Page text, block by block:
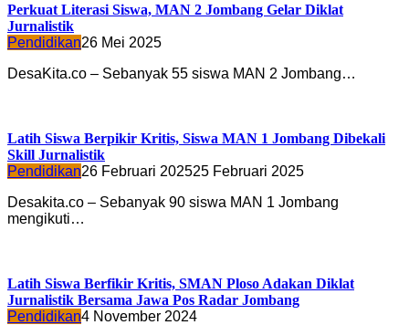
Perkuat Literasi Siswa, MAN 2 Jombang Gelar Diklat
Jurnalistik
Pendidikan26 Mei 2025
DesaKita.co – Sebanyak 55 siswa MAN 2 Jombang…
Latih Siswa Berpikir Kritis, Siswa MAN 1 Jombang Dibekali
Skill Jurnalistik
Pendidikan26 Februari 202525 Februari 2025
Desakita.co – Sebanyak 90 siswa MAN 1 Jombang
mengikuti…
Latih Siswa Berfikir Kritis, SMAN Ploso Adakan Diklat
Jurnalistik Bersama Jawa Pos Radar Jombang
Pendidikan4 November 2024